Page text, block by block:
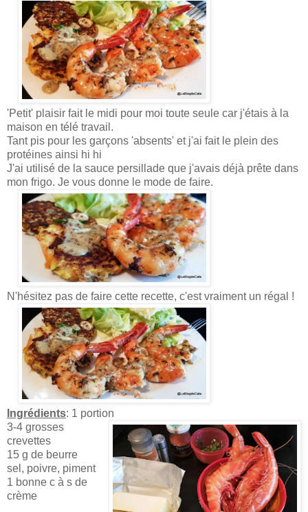
'Petit' plaisir fait le midi pour moi toute seule car j'étais à la
maison en télé travail.
Tant pis pour les garçons 'absents' et j'ai fait le plein des
protéines ainsi hi hi
J'ai utilisé de la sauce persillade que j'avais déjà prête dans
mon frigo. Je vous donne le mode de faire.
N'hésitez pas de faire cette recette, c'est vraiment un régal !
Ingrédients: 1 portion
3-4 grosses
crevettes
15 g de beurre
sel, poivre, piment
1 bonne c à s de
crème